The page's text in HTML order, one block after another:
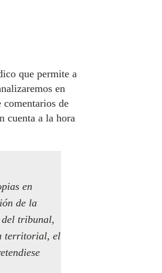
que permite a
en
de
cuenta a la hora
en
de la
del tribunal,
territorial, el